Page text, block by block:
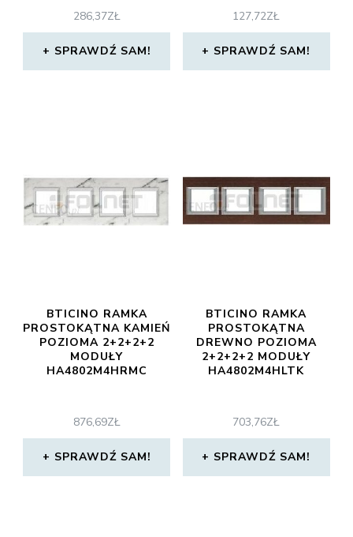
286,37ZŁ
SPRAWDŹ SAM!
127,72ZŁ
SPRAWDŹ SAM!
BTICINO RAMKA
PROSTOKĄTNA KAMIEŃ
POZIOMA 2+2+2+2
MODUŁY
HA4802M4HRMC
876,69ZŁ
SPRAWDŹ SAM!
BTICINO RAMKA
PROSTOKĄTNA
DREWNO POZIOMA
2+2+2+2 MODUŁY
HA4802M4HLTK
703,76ZŁ
SPRAWDŹ SAM!